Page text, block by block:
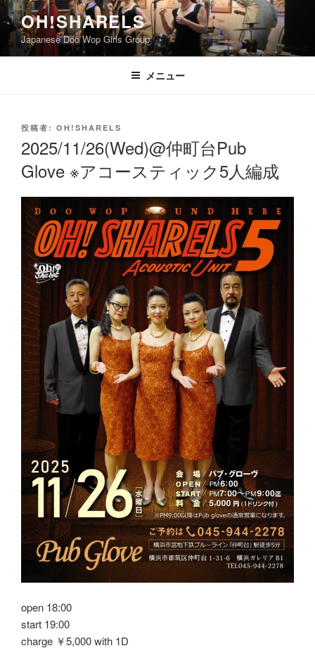
コ
ン
テ
ン
OH!SHARELS
Japanese Doo Wop Girls Group
メニュー
投
日:
投稿者: OH!SHARELS
2025/11/26(Wed)@仲町台Pub
Glove ※アコースティック5人編成
open 18:00
start 19:00
charge ￥5,000 with 1D